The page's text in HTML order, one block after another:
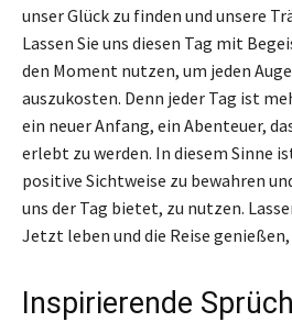
unser Glück zu finden und unsere
Lassen Sie uns diesen Tag mit
den Moment nutzen, um jeden
auszukosten. Denn jeder Tag ist
ein neuer Anfang, ein Abenteuer,
erlebt zu werden. In diesem Sinne
positive Sichtweise zu bewahren
uns der Tag bietet, zu nutzen.
Jetzt leben und die Reise
Inspirierende